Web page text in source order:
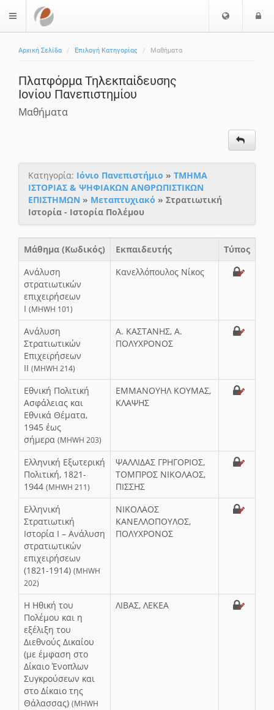
$langMenu
ώ
σ
σ
Αρχική Σελίδα Επιλογή Κατηγορίας Μαθήματα
Πλατφόρμα Τηλεκπαίδευσης
Ιονίου Πανεπιστημίου
Μαθήματα
Κατηγορία: Ιόνιο Πανεπιστήμιο » ΤΜΗΜΑ
ΙΣΤΟΡΙΑΣ & ΨΗΦΙΑΚΩΝ ΑΝΘΡΩΠΙΣΤΙΚΩΝ
ΕΠΙΣΤΗΜΩΝ » Μεταπτυχιακό » Στρατιωτική
Ιστορία - Ιστορία Πολέμου
Μάθημα (Κωδικός) Εκπαιδευτής
Τύπος
Ανάλυση
στρατιωτικών
επιχειρήσεων
Ι (MHWH 101)
Κανελλόπουλος Νίκος
Ανάλυση
Στρατιωτικών
Επιχειρήσεων
ΙΙ (MHWH 214)
A. ΚΑΣΤΑΝΗΣ, A.
ΠΟΛΥΧΡΟΝΟΣ
Εθνική Πολιτική
Ασφάλειας και
Εθνικά Θέματα,
1945 έως
σήμερα (MHWH 203)
ΕΜΜΑΝΟΥΗΛ ΚΟΥΜΑΣ,
ΚΛΑΨΗΣ
Ελληνική Εξωτερική
Πολιτική, 1821-
1944 (MHWH 211)
ΨΑΛΛΙΔΑΣ ΓΡΗΓΟΡΙΟΣ,
ΤΟΜΠΡΟΣ ΝΙΚΟΛΑΟΣ,
ΠΙΣΣΗΣ
Ελληνική
Στρατιωτική
Ιστορία Ι – Ανάλυση
στρατιωτικών
επιχειρήσεων
(1821-1914) (MHWH
202)
ΝΙΚΟΛΑΟΣ
ΚΑΝΕΛΛΟΠΟΥΛΟΣ,
ΠΟΛΥΧΡΟΝΟΣ
Η Ηθική του
Πολέμου και η
εξέλιξη του
Διεθνούς Δικαίου
(με έμφαση στο
Δίκαιο Ένοπλων
Συγκρούσεων και
στο Δίκαιο της
Θάλασσας) (MHWH
ΛΙΒΑΣ, ΛΕΚΕΑ